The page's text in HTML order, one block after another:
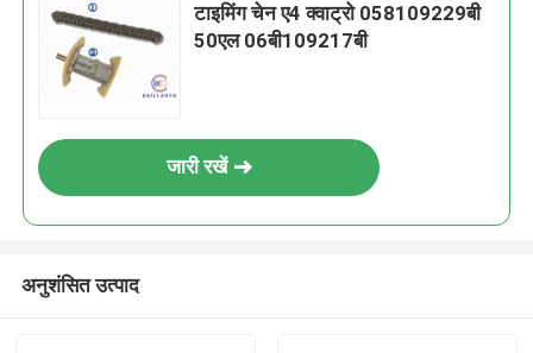
टाइमिंग चेन ए4 क्वाट्रो 058109229बी
50एल 06बी109217बी
जारी रखें
अनुशंसित उत्पाद